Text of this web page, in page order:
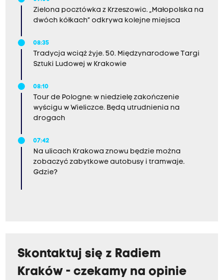
Zielona pocztówka z Krzeszowic. „Małopolska na
dwóch kółkach” odkrywa kolejne miejsca
08:35
Tradycja wciąż żyje. 50. Międzynarodowe Targi
Sztuki Ludowej w Krakowie
08:10
Tour de Pologne: w niedzielę zakończenie
wyścigu w Wieliczce. Będą utrudnienia na
drogach
07:42
Na ulicach Krakowa znowu będzie można
zobaczyć zabytkowe autobusy i tramwaje.
Gdzie?
Skontaktuj się z Radiem
Kraków - czekamy na opinie